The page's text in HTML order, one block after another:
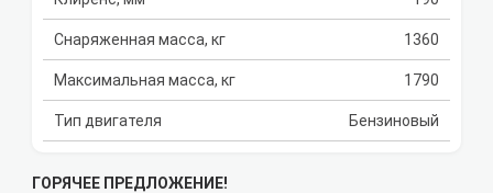
Снаряженная масса, кг 1360
Максимальная масса, кг 1790
Тип двигателя Бензиновый
ГОРЯЧЕЕ ПРЕДЛОЖЕНИЕ!